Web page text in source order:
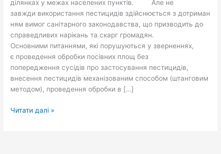
ділянках у межах населених пунктів. Але не
завжди використання пестицидів здійснюється з дотриман
ням вимог санітарного законодавства, що призводить до
справедливих нарікань та скарг громадян.
Основними питаннями, які порушуються у зверненнях,
є проведення обробки посівних площ без
попередження сусідів про застосування пестицидів,
внесення пестицидів механізованим способом (штанговим
методом), проведення обробки в […]
Читати далі »